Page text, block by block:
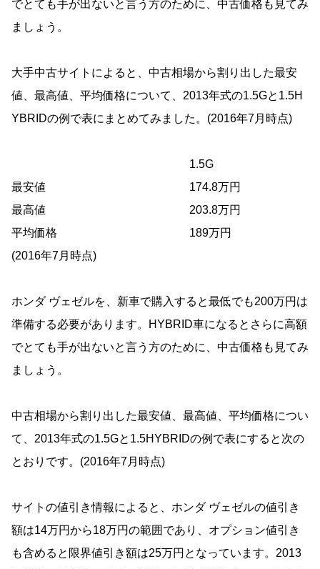
でとても手が出ないと言う方のために、中古価格も見てみ
ましょう。
大手中古サイトによると、中古相場から割り出した最安
値、最高値、平均価格について、2013年式の1.5Gと1.5H
YBRIDの例で表にまとめてみました。(2016年7月時点)
1.5G
最安値
174.8万円
最高値
203.8万円
平均価格
189万円
(2016年7月時点)
ホンダ ヴェゼルを、新車で購入すると最低でも200万円は
準備する必要があります。HYBRID車になるとさらに高額
でとても手が出ないと言う方のために、中古価格も見てみ
ましょう。
中古相場から割り出した最安値、最高値、平均価格につい
て、2013年式の1.5Gと1.5HYBRIDの例で表にすると次の
とおりです。(2016年7月時点)
サイトの値引き情報によると、ホンダ ヴェゼルの値引き
額は14万円から18万円の範囲であり、オプション値引き
も含めると限界値引き額は25万円となっています。2013